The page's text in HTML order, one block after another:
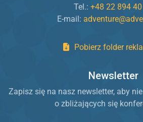
Tel.: +48 22 894
E-mail:
Pobierz folder
Newsletter
Zapisz się na nasz newsletter, aby
o zbliżających się